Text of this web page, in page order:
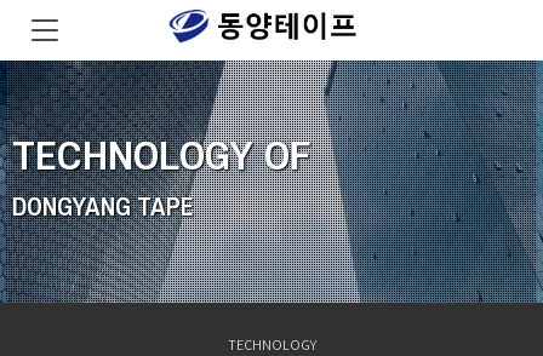
TECHNOLOGY OF
DONGYANG TAPE
TECHNOLOGY